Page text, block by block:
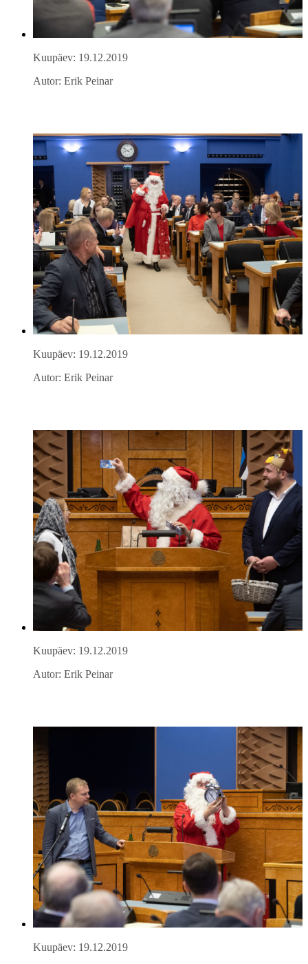
Kuupäev: 19.12.2019
Autor: Erik Peinar
Kuupäev: 19.12.2019
Autor: Erik Peinar
Kuupäev: 19.12.2019
Autor: Erik Peinar
Kuupäev: 19.12.2019